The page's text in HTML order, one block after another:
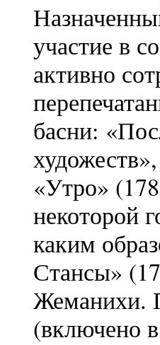
участие в
активно
басни:
«Утро»
некоторой
каким
Стансы»
Жеманихи.
(включено